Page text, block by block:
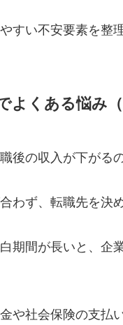
すい不安要素を整
よくある悩み
後の収入が下がる
わず、転職先を決
期間が長いと、企
や社会保険の支払